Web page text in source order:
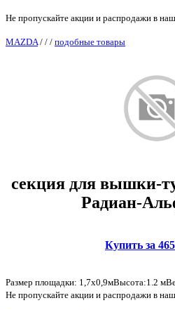
Не пропускайте акции и распродажи в
MAZDA/ / / подобные товары
секция для
Радиан-
Купить за
Размер площадки: 1,7х0,9мВысота:1.2
Не пропускайте акции и распродажи в